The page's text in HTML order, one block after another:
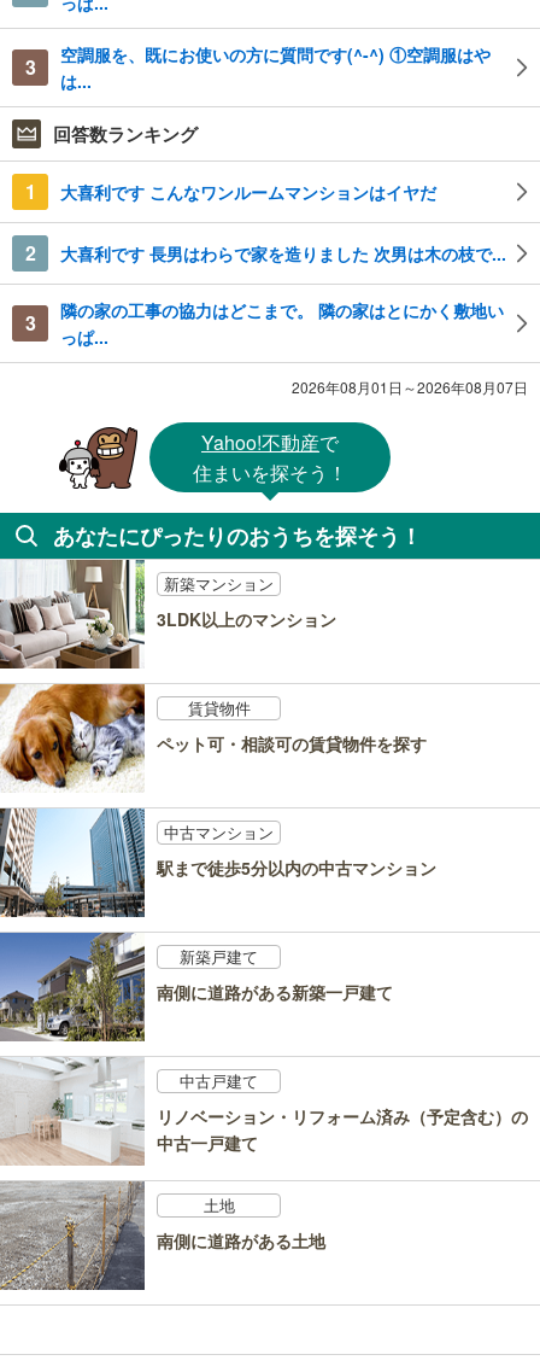
3
空調服を、既にお使いの方に質問です(^-^) ①空調服はや
は...
回答数ランキング
1 大喜利です こんなワンルームマンションはイヤだ
2 大喜利です 長男はわらで家を造りました 次男は木の枝で...
3
隣の家の工事の協力はどこまで。 隣の家はとにかく敷地い
っぱ...
2026年08月01日～2026年08月07日
Yahoo!不動産で
住まいを探そう！
あなたにぴったりのおうちを探そう！
新築マンション
3LDK以上のマンション
賃貸物件
ペット可・相談可の賃貸物件を探す
中古マンション
駅まで徒歩5分以内の中古マンション
新築戸建て
南側に道路がある新築一戸建て
中古戸建て
リノベーション・リフォーム済み（予定含む）の
中古一戸建て
土地
南側に道路がある土地